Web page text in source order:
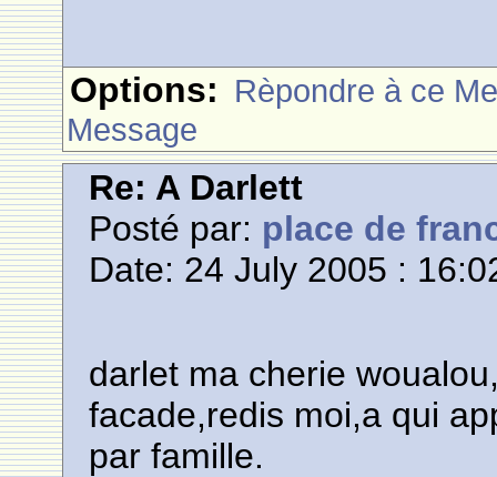
Options: Rèpondre à ce
Message
Re: A Darlett
Posté par: place de
Date: 24 July 2005 :
darlet ma cherie
facade,redis moi,a qui
par famille.